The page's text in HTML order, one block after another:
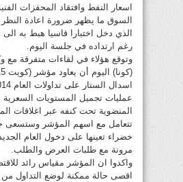
اسعار النفط وافتقاد المحفزات
السوق ما يظهر ضرورة اعادة
الذي دخل اختبارا قاسيا هبط به
رغم ارتداده في جلسة اليوم.
وتوقع هؤلاء في لقاءات متفرقة مع
عمليات تجميل المستويات السعرية
المنضوية تحت كنفه عبر اغلاقات
تتعامل مع اسهم المؤشر وستسعى
خضراء تعينها على دخول العام الجديد
مرونة مع طلبات العرض والطلب.
واكدوا ان المؤشر مقياس رائد
اقصى حالة ممكنة لوضع التداول